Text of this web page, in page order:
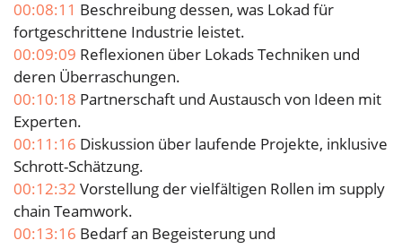
00:08:11 Beschreibung dessen, was Lokad für
fortgeschrittene Industrie leistet.
00:09:09 Reflexionen über Lokads Techniken und
deren Überraschungen.
00:10:18 Partnerschaft und Austausch von Ideen mit
Experten.
00:11:16 Diskussion über laufende Projekte, inklusive
Schrott-Schätzung.
00:12:32 Vorstellung der vielfältigen Rollen im supply
chain Teamwork.
00:13:16 Bedarf an Begeisterung und